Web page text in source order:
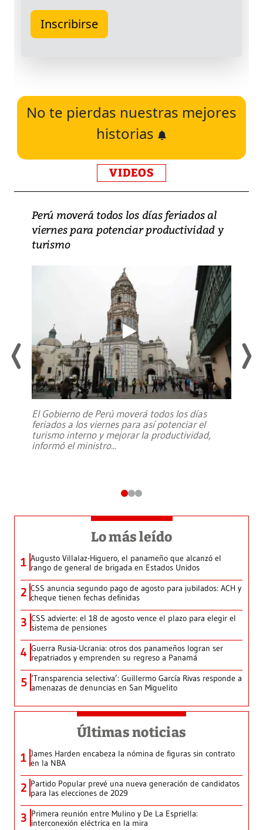
No te pierdas nuestras mejores
historias
VIDEOS
Perú moverá todos los días feriados al
viernes para potenciar productividad y
turismo
El Gobierno de Perú moverá todos los días
feriados a los viernes para así potenciar el
turismo interno y mejorar la productividad,
informó el ministro...
Lo más leído
1 Augusto Villalaz-Higuero, el panameño que alcanzó el
rango de general de brigada en Estados Unidos
2 CSS anuncia segundo pago de agosto para jubilados: ACH y
cheque tienen fechas definidas
3 CSS advierte: el 18 de agosto vence el plazo para elegir el
sistema de pensiones
4 Guerra Rusia-Ucrania: otros dos panameños logran ser
repatriados y emprenden su regreso a Panamá
5 ‘Transparencia selectiva’: Guillermo García Rivas responde a
amenazas de denuncias en San Miguelito
Últimas noticias
1 James Harden encabeza la nómina de figuras sin contrato
en la NBA
2 Partido Popular prevé una nueva generación de candidatos
para las elecciones de 2029
3 Primera reunión entre Mulino y De La Espriella:
interconexión eléctrica en la mira